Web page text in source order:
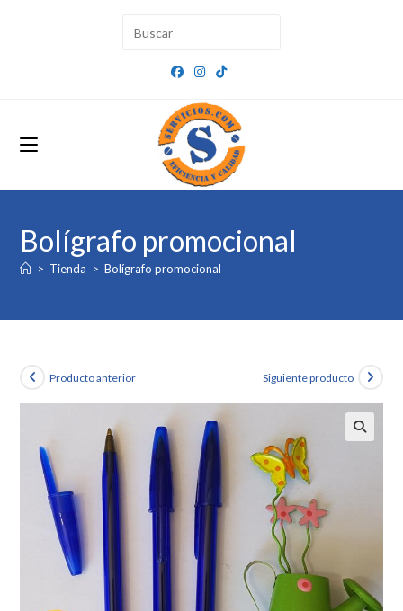
Bolígrafo promocional
> Tienda > Bolígrafo promocional
Producto anterior Siguiente producto